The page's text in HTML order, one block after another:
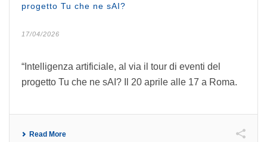
progetto Tu che ne sAI?
17/04/2026
“Intelligenza artificiale, al via il tour di eventi del
progetto Tu che ne sAI? Il 20 aprile alle 17 a Roma.
Read More